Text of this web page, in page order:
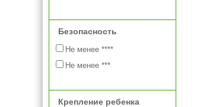
Безопасность
Не менее ****
Не менее ***
Крепление ребенка